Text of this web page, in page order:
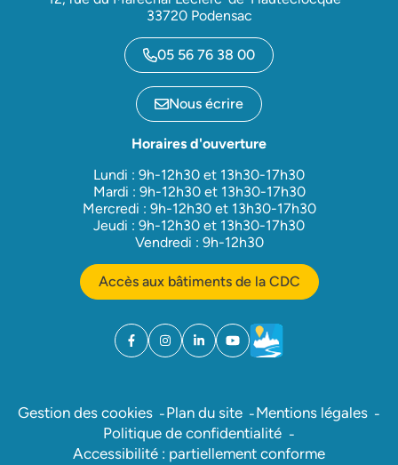
33720 Podensac
05 56 76 38 00
Nous écrire
Horaires d'ouverture
Lundi : 9h-12h30 et 13h30-17h30
Mardi : 9h-12h30 et 13h30-17h30
Mercredi : 9h-12h30 et 13h30-17h30
Jeudi : 9h-12h30 et 13h30-17h30
Vendredi : 9h-12h30
Accès aux bâtiments de la CDC
Facebook
(ouverture dans un nouvel onglet)
Instagram
(ouverture dans un nouvel onglet)
Linkedin
(ouverture dans un nouvel onglet)
YouTube
(ouverture dans un nouvel
Météo
(ouverture dans un
Gestion des cookies Plan du site
Mentions légales
Politique de confidentialité
Accessibilité : partiellement conforme